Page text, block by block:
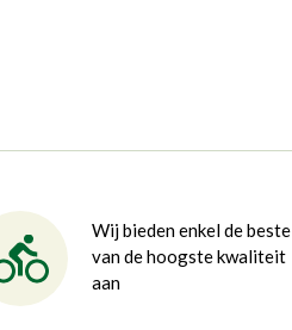
Wij bieden enkel de beste
van de hoogste kwaliteit
aan